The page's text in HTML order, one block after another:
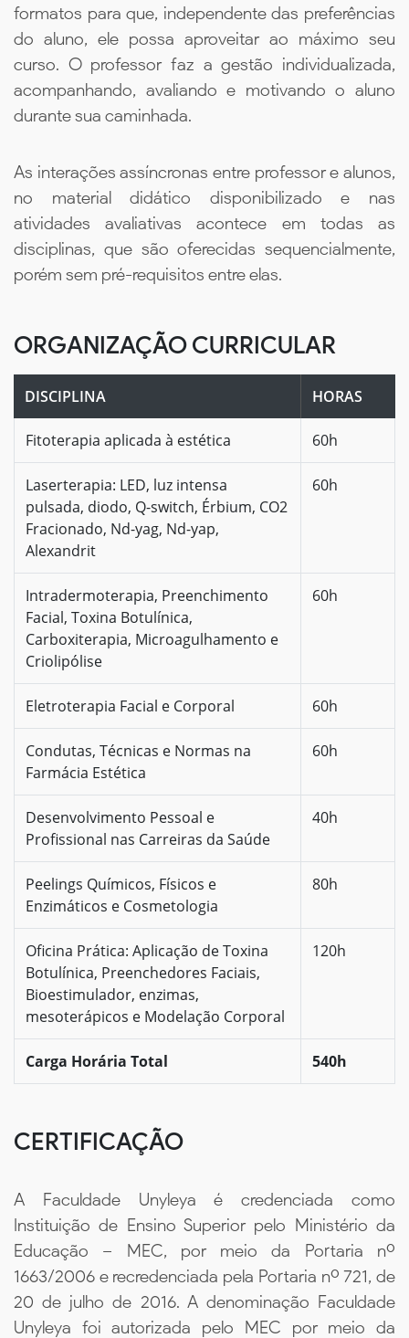
formatos para que, independente das preferências
do aluno, ele possa aproveitar ao máximo seu
curso. O professor faz a gestão individualizada,
acompanhando, avaliando e motivando o aluno
durante sua caminhada.
As interações assíncronas entre professor e alunos,
no material didático disponibilizado e nas
atividades avaliativas acontece em todas as
disciplinas, que são oferecidas sequencialmente,
porém sem pré-requisitos entre elas.
ORGANIZAÇÃO CURRICULAR
DISCIPLINA HORAS
Fitoterapia aplicada à estética 60h
Laserterapia: LED, luz intensa
pulsada, diodo, Q-switch, Érbium, CO2
Fracionado, Nd-yag, Nd-yap,
Alexandrit
60h
Intradermoterapia, Preenchimento
Facial, Toxina Botulínica,
Carboxiterapia, Microagulhamento e
Criolipólise
60h
Eletroterapia Facial e Corporal 60h
Condutas, Técnicas e Normas na
Farmácia Estética
60h
Desenvolvimento Pessoal e
Profissional nas Carreiras da Saúde
40h
Peelings Químicos, Físicos e
Enzimáticos e Cosmetologia
80h
Oficina Prática: Aplicação de Toxina
Botulínica, Preenchedores Faciais,
Bioestimulador, enzimas,
mesoterápicos e Modelação Corporal
120h
Carga Horária Total 540h
CERTIFICAÇÃO
A Faculdade Unyleya é credenciada como
Instituição de Ensino Superior pelo Ministério da
Educação – MEC, por meio da Portaria nº
1663/2006 e recredenciada pela Portaria nº 721, de
20 de julho de 2016. A denominação Faculdade
Unyleya foi autorizada pelo MEC por meio da